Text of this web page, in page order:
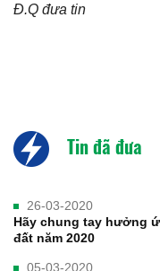
Đ.Q đưa tin
Tin đã đưa
26-03-2020
Hãy chung tay hưởng
đất năm 2020
05-03-2020